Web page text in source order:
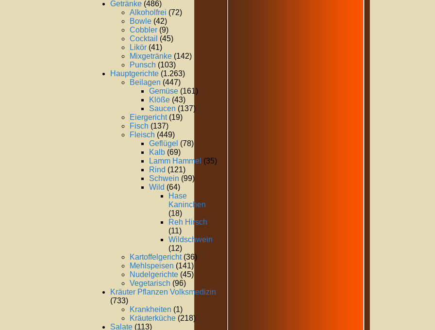
Getränke (486)
Alkoholfrei (72)
Bowle (42)
Cobbler (9)
Cocktail (45)
Likör (41)
Mixgetränke (142)
Punsch (103)
Hauptgerichte (1.263)
Beilagen (447)
Gemüse (161)
Klöße (43)
Saucen (137)
Eiergericht(19)
Fisch (137)
Fleisch (449)
Geflügel (78)
Kalb (69)
Lamm Hammel (35)
Rind (121)
Schwein (99)
Wild (64)
Hase
Kaninchen
(18)
Reh Hirsch
(11)
Wildschwein
(12)
Kartoffelgericht(36)
Mehlspeisen (141)
Nudelgerichte (45)
Vegetarisch (96)
Kräuter Pflanzen Volksmedizin
(733)
Krankheiten (1)
Kräuterküche (218)
Salate (113)